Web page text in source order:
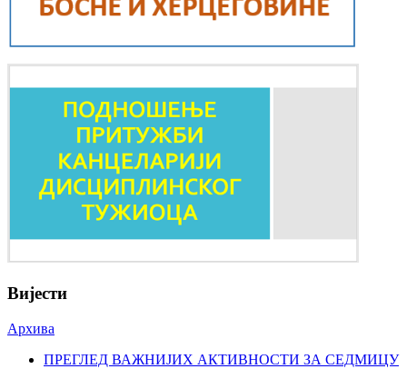
Вијести
Архива
ПРЕГЛЕД ВАЖНИЈИХ АКТИВНОСТИ ЗА СЕДМИЦУ